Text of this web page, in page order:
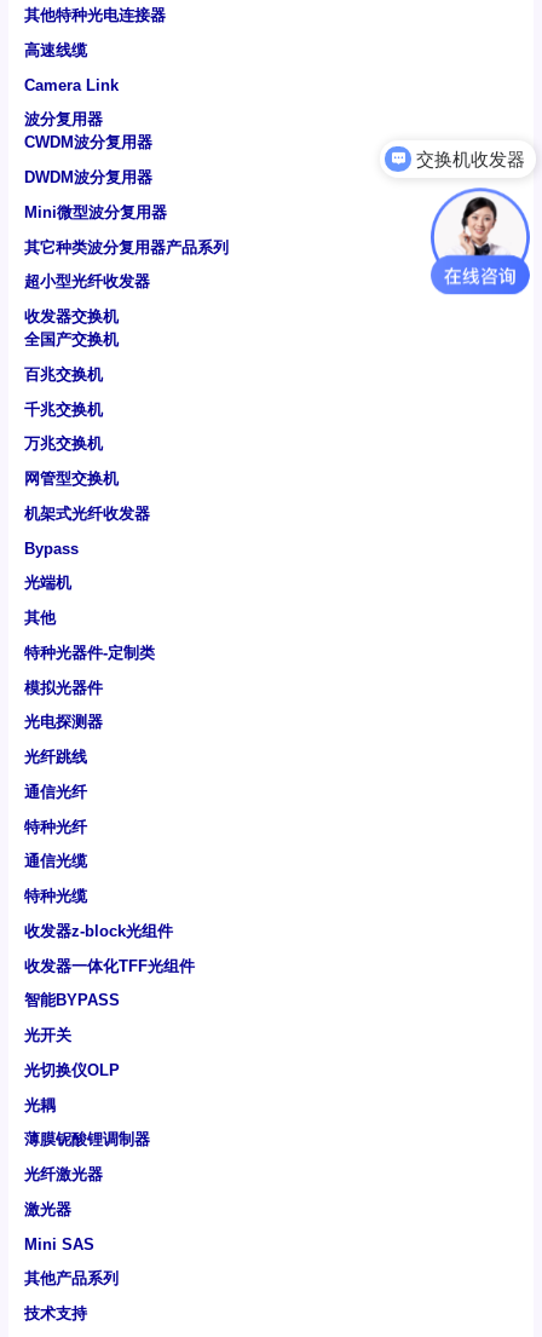
其他特种光电连接器
高速线缆
Camera Link
波分复用器
CWDM波分复用器
DWDM波分复用器
Mini微型波分复用器
其它种类波分复用器产品系列
超小型光纤收发器
收发器交换机
全国产交换机
百兆交换机
千兆交换机
万兆交换机
网管型交换机
机架式光纤收发器
Bypass
光端机
其他
特种光器件-定制类
模拟光器件
光电探测器
光纤跳线
通信光纤
特种光纤
通信光缆
特种光缆
收发器z-block光组件
收发器一体化TFF光组件
智能BYPASS
光开关
光切换仪OLP
光耦
薄膜铌酸锂调制器
光纤激光器
激光器
Mini SAS
其他产品系列
技术支持
可以介绍下你们的产品么